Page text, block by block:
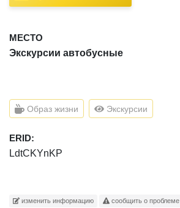
МЕСТО
Экскурсии автобусные
Образ жизни Экскурсии
ERID:
LdtCKYnKP
изменить информацию сообщить о проблеме